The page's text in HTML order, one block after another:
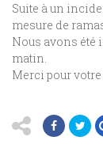
Suite à un
mesure de
Nous avons été
matin.
Merci pour